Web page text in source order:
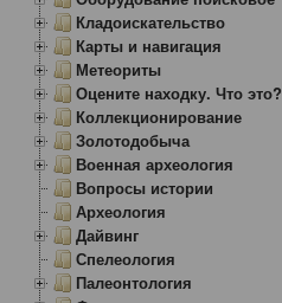
Кладоискательство
Карты и навигация
Метеориты
Оцените находку. Что это?
Коллекционирование
Золотодобыча
Военная археология
Вопросы истории
Археология
Дайвинг
Спелеология
Палеонтология